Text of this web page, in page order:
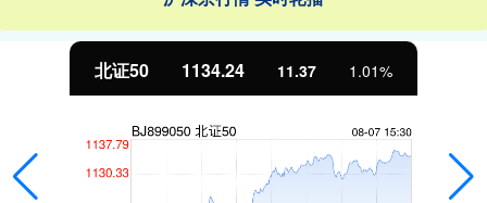
北证50 1134.24 11.37 1.01%